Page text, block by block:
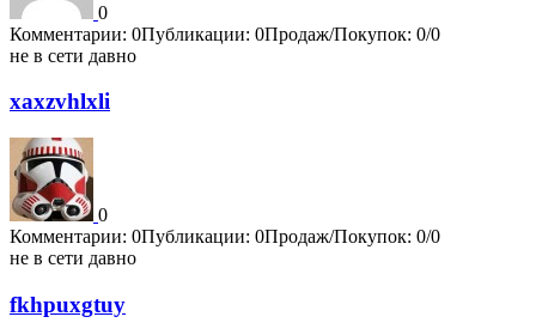
0
Комментарии: 0Публикации: 0Продаж/Покупок: 0/0
не в сети давно
xaxzvhlxli
0
Комментарии: 0Публикации: 0Продаж/Покупок: 0/0
не в сети давно
fkhpuxgtuy